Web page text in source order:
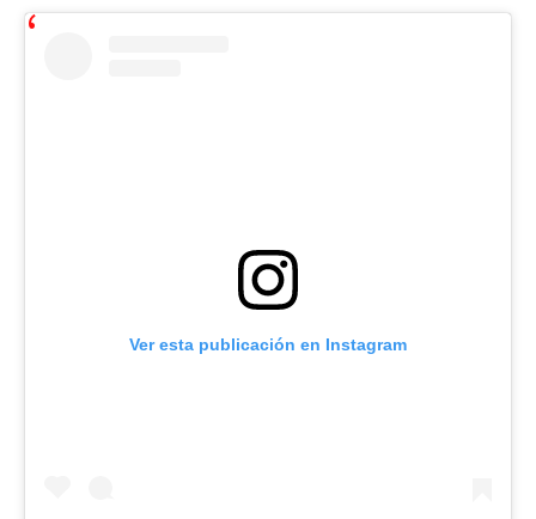
Ver esta publicación en Instagram